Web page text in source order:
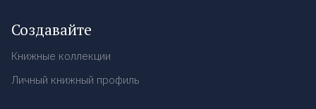
Создавайте
Книжные коллекции
Личный книжный профиль